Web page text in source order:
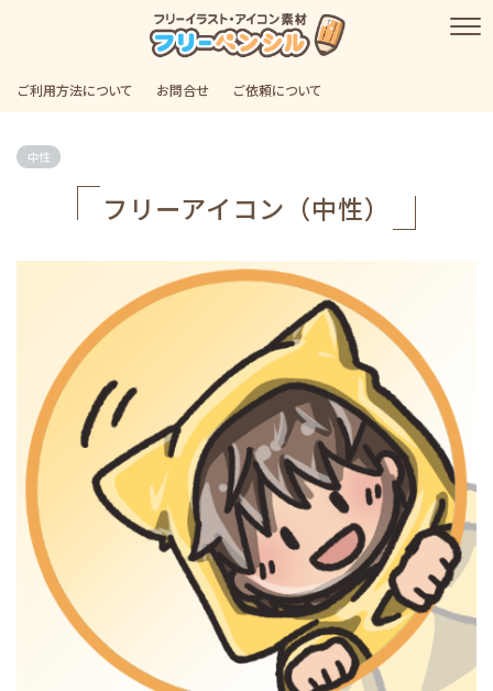
ご利用方法について お問合せ ご依頼について
中性
フリーアイコン（中性）